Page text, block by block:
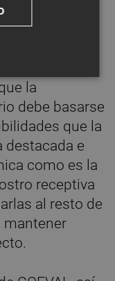
por
lo cual le
la
debe basarse
que la
destacada e
como es la
receptiva
al resto de
mantener